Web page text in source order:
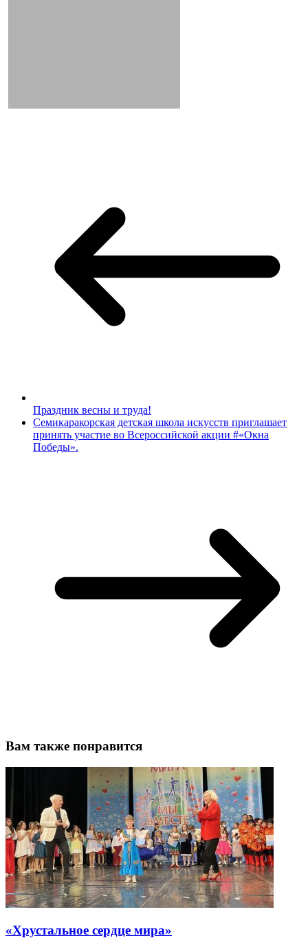
Праздник весны и труда!
Семикаракорская детская школа искусств приглашает
принять участие во Всероссийской акции #«Окна
Победы».
Вам также понравится
«Хрустальное сердце мира»